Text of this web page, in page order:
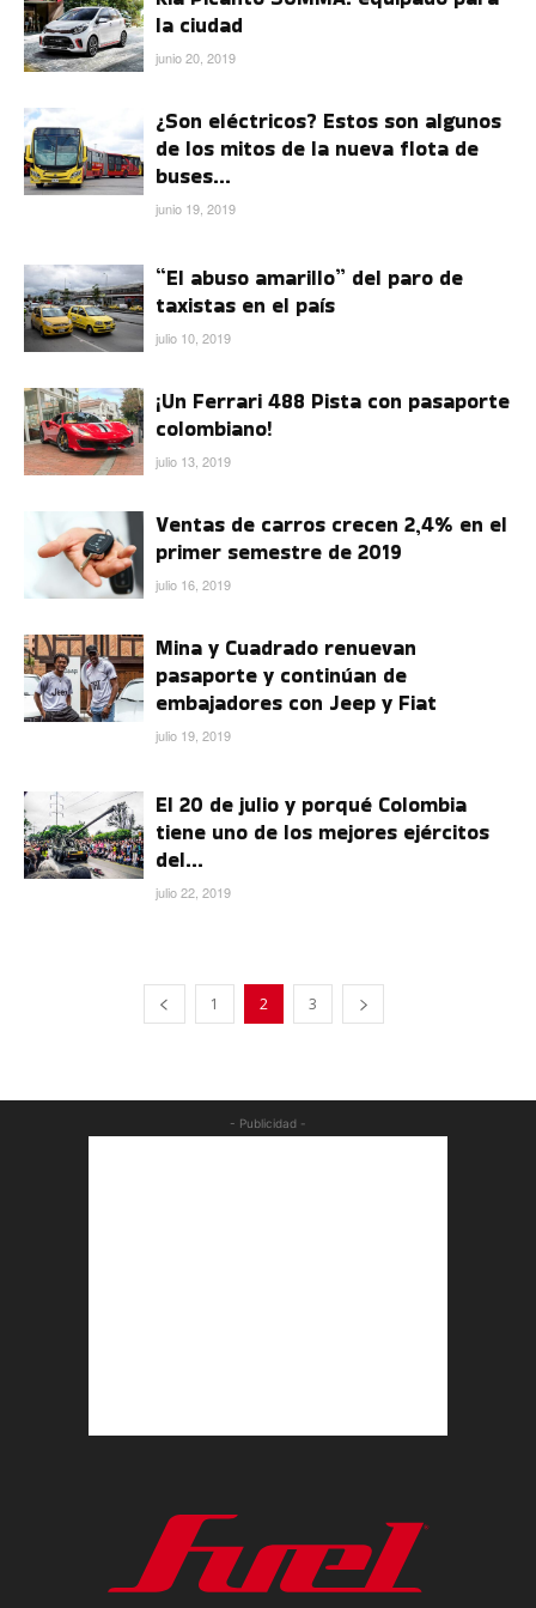
la ciudad
junio 20, 2019
¿Son eléctricos? Estos son algunos
de los mitos de la nueva flota de
buses...
junio 19, 2019
“El abuso amarillo” del paro de
taxistas en el país
julio 10, 2019
¡Un Ferrari 488 Pista con pasaporte
colombiano!
julio 13, 2019
Ventas de carros crecen 2,4% en el
primer semestre de 2019
julio 16, 2019
Mina y Cuadrado renuevan
pasaporte y continúan de
embajadores con Jeep y Fiat
julio 19, 2019
El 20 de julio y porqué Colombia
tiene uno de los mejores ejércitos
del...
julio 22, 2019
1 2 3
- Publicidad -